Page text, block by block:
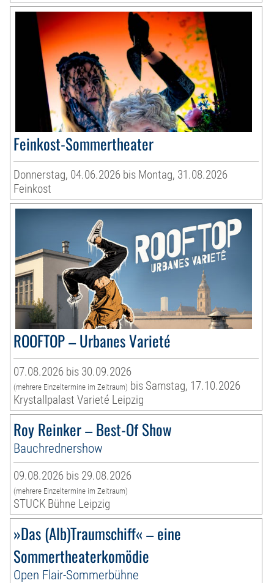
Feinkost-Sommertheater
Donnerstag, 04.06.2026 bis Montag, 31.08.2026
Feinkost
ROOFTOP – Urbanes Varieté
07.08.2026 bis 30.09.2026
(mehrere Einzeltermine im Zeitraum) bis Samstag, 17.10.2026
Krystallpalast Varieté Leipzig
Roy Reinker – Best-Of Show
Bauchrednershow
09.08.2026 bis 29.08.2026
(mehrere Einzeltermine im Zeitraum)
STUCK Bühne Leipzig
»Das (Alb)Traumschiff« – eine
Sommertheaterkomödie
Open Flair-Sommerbühne